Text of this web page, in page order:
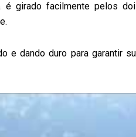
é girado facilmente pelos
e dando duro para garantir